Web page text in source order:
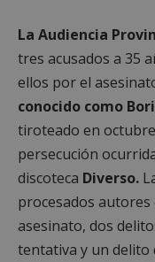
La Audiencia
tres acusados a 35
ellos por el
conocido como
tiroteado en
persecución
discoteca Diverso.
procesados
asesinato, dos
tentativa y un delito